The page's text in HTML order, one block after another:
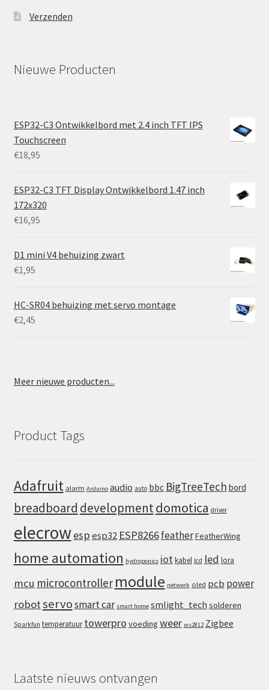
Verzenden
Nieuwe Producten
ESP32-C3 Ontwikkelbord met 2.4 inch TFT IPS
Touchscreen
€18,95
ESP32-C3 TFT Display Ontwikkelbord 1.47 inch
172x320
€16,95
D1 mini V4 behuizing zwart
€1,95
HC-SR04 behuizing met servo montage
€2,45
Meer nieuwe producten...
Product Tags
Adafruit alarm Arduino audio auto bbc BigTreeTech bord
breadboard developmentdomotica driver
elecrowespesp32 ESP8266featherFeatherWing
home automation hydroponics iot kabel lcd led lora
mcu microcontroller module netwerk oled pcb power
robotservosmart car smart home smlight_tech solderen
Sparkfun temperatuur towerpro voeding weer ws2812 Zigbee
Laatste nieuws ontvangen